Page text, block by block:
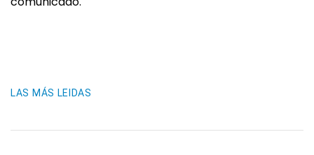
LAS MÁS LEIDAS